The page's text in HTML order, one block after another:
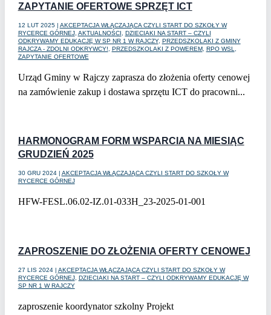
ZAPYTANIE OFERTOWE SPRZĘT ICT
12 LUT 2025| AKCEPTACJA WŁĄCZAJĄCA CZYLI START DO SZKOŁY W
RYCERCE GÓRNEJ, AKTUALNOŚCI
DZIECIAKI NA START – CZYLI
ODKRYWAMY EDUKACJĘ W SP NR 1 W RAJCZY, PRZEDSZKOLAKI Z GMINY
RAJCZA - ZDOLNI ODKRYWCY!
PRZEDSZKOLAKI Z POWEREM, RPO WSL
ZAPYTANIE OFERTOWE
Urząd Gminy w Rajczy zaprasza do złożenia oferty cenowej
na zamówienie zakup i dostawa sprzętu ICT do pracowni...
HARMONOGRAM FORM WSPARCIA NA MIESIĄC
GRUDZIEŃ 2025
30 GRU 2024| AKCEPTACJA WŁĄCZAJĄCA CZYLI START DO SZKOŁY W
RYCERCE GÓRNEJ
HFW-FESL.06.02-IZ.01-033H_23-2025-01-001
ZAPROSZENIE DO ZŁOŻENIA OFERTY CENOWEJ
27 LIS 2024| AKCEPTACJA WŁĄCZAJĄCA CZYLI START DO SZKOŁY W
RYCERCE GÓRNEJ, DZIECIAKI NA START – CZYLI ODKRYWAMY EDUKACJĘ W
SP NR 1 W RAJCZY
zaproszenie koordynator szkolny Projekt